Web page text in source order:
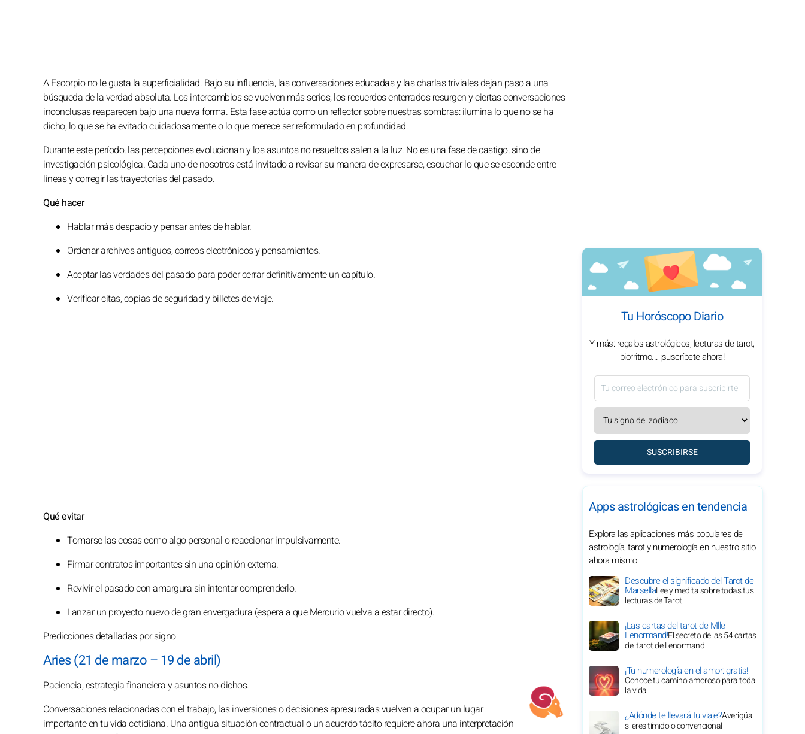
A Escorpio no le gusta la superficialidad. Bajo su influencia, las conversaciones educadas y las charlas triviales dejan paso a una
búsqueda de la verdad absoluta. Los intercambios se vuelven más serios, los recuerdos enterrados resurgen y ciertas conversaciones
inconclusas reaparecen bajo una nueva forma. Esta fase actúa como un reflector sobre nuestras sombras: ilumina lo que no se ha
dicho, lo que se ha evitado cuidadosamente o lo que merece ser reformulado en profundidad.
Durante este período, las percepciones evolucionan y los asuntos no resueltos salen a la luz. No es una fase de castigo, sino de
investigación psicológica. Cada uno de nosotros está invitado a revisar su manera de expresarse, escuchar lo que se esconde entre
líneas y corregir las trayectorias del pasado.
Qué hacer
Hablar más despacio y pensar antes de hablar.
Ordenar archivos antiguos, correos electrónicos y pensamientos.
Aceptar las verdades del pasado para poder cerrar definitivamente un capítulo.
Verificar citas, copias de seguridad y billetes de viaje.
Qué evitar
Tomarse las cosas como algo personal o reaccionar impulsivamente.
Firmar contratos importantes sin una opinión externa.
Revivir el pasado con amargura sin intentar comprenderlo.
Lanzar un proyecto nuevo de gran envergadura (espera a que Mercurio vuelva a estar directo).
Predicciones detalladas por signo:
Aries (21 de marzo – 19 de abril)
Paciencia, estrategia financiera y asuntos no dichos.
Conversaciones relacionadas con el trabajo, las inversiones o decisiones apresuradas vuelven a ocupar un lugar
importante en tu vida cotidiana. Una antigua situación contractual o un acuerdo tácito requiere ahora una interpretación
Tu Horóscopo Diario
Y más: regalos astrológicos, lecturas de tarot,
biorritmo... ¡suscríbete ahora!
SUSCRIBIRSE
Apps astrológicas en tendencia
Explora las aplicaciones más populares de
astrología, tarot y numerología en nuestro sitio
ahora mismo:
Descubre el significado del Tarot de
MarsellaLee y medita sobre todas tus
lecturas de Tarot
¡Las cartas del tarot de Mlle
Lenormand!El secreto de las 54 cartas
del tarot de Lenormand
¡Tu numerología en el amor: gratis!
Conoce tu camino amoroso para toda
la vida
¿Adónde te llevará tu viaje?Averigüa
si eres tímido o convencional